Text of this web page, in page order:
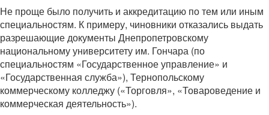
Не проще было получить и аккредитацию по тем или иным
специальностям. К примеру, чиновники отказались выдать
разрешающие документы Днепропетровскому
национальному университету им. Гончара (по
специальностям «Государственное управление» и
«Государственная служба»), Тернопольскому
коммерческому колледжу («Торговля», «Товароведение и
коммерческая деятельность»).